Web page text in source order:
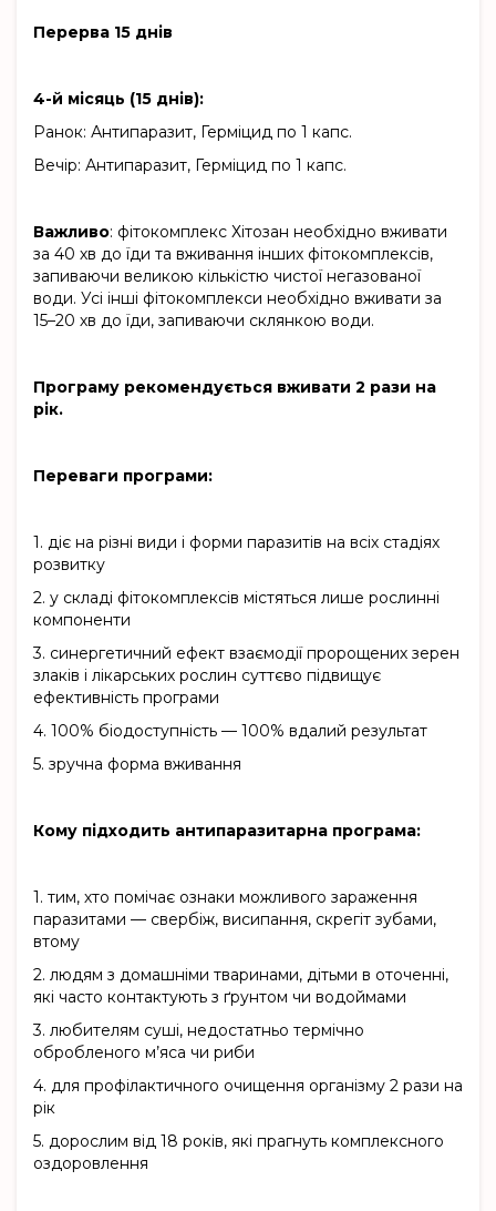
Перерва 15 днів
4-й місяць (15 днів):
Ранок: Антипаразит, Герміцид по 1 капс.
Вечір: Антипаразит, Герміцид по 1 капс.
Важливо: фітокомплекс Хітозан необхідно вживати
за 40 хв до їди та вживання інших фітокомплексів,
запиваючи великою кількістю чистої негазованої
води. Усі інші фітокомплекси необхідно вживати за
15–20 хв до їди, запиваючи склянкою води.
Програму рекомендується вживати 2 рази на
рік.
Переваги програми:
1. діє на різні види і форми паразитів на всіх стадіях
розвитку
2. у складі фітокомплексів містяться лише рослинні
компоненти
3. синергетичний ефект взаємодії пророщених зерен
злаків і лікарських рослин суттєво підвищує
ефективність програми
4. 100% біодоступність — 100% вдалий результат
5. зручна форма вживання
Кому підходить антипаразитарна програма:
1. тим, хто помічає ознаки можливого зараження
паразитами — свербіж, висипання, скрегіт зубами,
втому
2. людям з домашніми тваринами, дітьми в оточенні,
які часто контактують з ґрунтом чи водоймами
3. любителям суші, недостатньо термічно
обробленого м’яса чи риби
4. для профілактичного очищення організму 2 рази на
рік
5. дорослим від 18 років, які прагнуть комплексного
оздоровлення